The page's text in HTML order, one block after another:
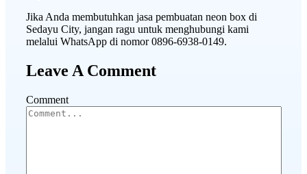
Jika Anda membutuhkan jasa pembuatan neon box di
Sedayu City, jangan ragu untuk menghubungi kami
melalui WhatsApp di nomor 0896-6938-0149.
Leave A Comment
Comment